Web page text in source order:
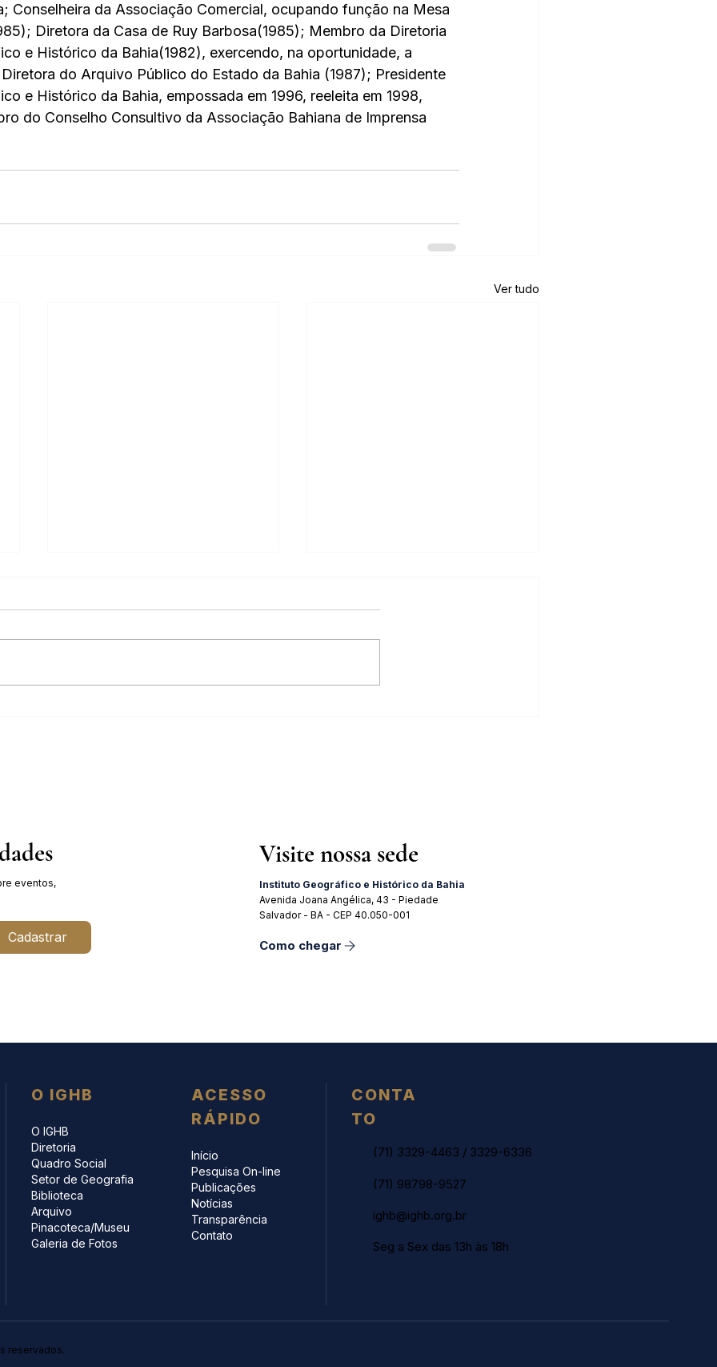
Conselheira da Associação Comercial, ocupando função na Mesa
Diretora da Casa de Ruy Barbosa(1985); Membro da Diretoria
e Histórico da Bahia(1982), exercendo, na oportunidade, a
do Arquivo Público do Estado da Bahia (1987); Presidente
e Histórico da Bahia, empossada em 1996, reeleita em 1998,
do Conselho Consultivo da Associação Bahiana de Imprensa
Ver tudo
eventos,
Cadastrar
Visite nossa sede
Instituto Geográfico e Histórico da Bahia
Avenida Joana Angélica, 43 - Piedade
Salvador - BA - CEP 40.050-001
Como chegar
O IGHB
O IGHB
Diretoria
Quadro Social
Setor de Geografia
Biblioteca
Arquivo
Pinacoteca/Museu
Galeria de Fotos
ACESSO
RÁPIDO
Início
Pesquisa On-line
Publicações
Notícias
Transparência
Contato
CONTA
TO
(71) 3329-4463 / 3329-6336
(71) 98798-9527
ighb@ighb.org.br
Seg a Sex das 13h às 18h
reservados.